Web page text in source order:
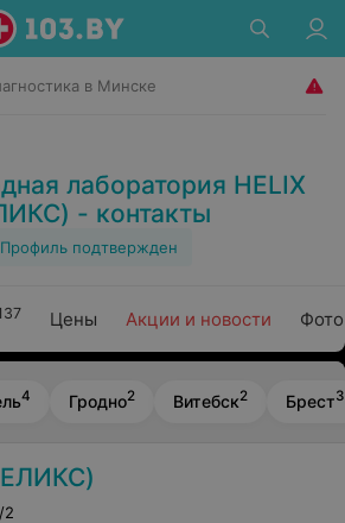
в Минске
лаборатория HELIX
- контакты
Профиль подтвержден
Цены Акции и новости
4 Гродно2 Витебск2 Брест3
2